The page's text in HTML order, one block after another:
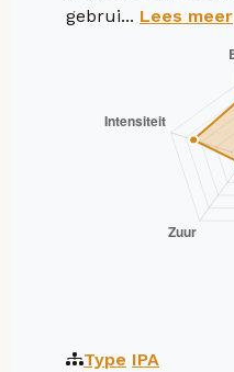
gebrui... Lees meer
Type IPA